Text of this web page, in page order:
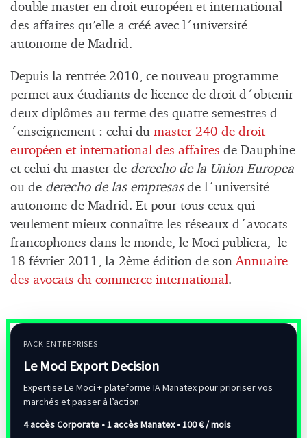
double master en droit européen et international
des affaires qu’elle a créé avec l´université
autonome de Madrid.
Depuis la rentrée 2010, ce nouveau programme
permet aux étudiants de licence de droit d´obtenir
deux diplômes au terme des quatre semestres d
´enseignement : celui du master 240 de droit
européen et international des affaires de Dauphine
et celui du master de derecho de la Union Europea
ou de derecho de las empresasde l´université
autonome de Madrid. Et pour tous ceux qui
veulement mieux connaître les réseaux d´avocats
francophones dans le monde, le Moci publiera, le
18 février 2011, la 2ème édition de son Annuaire
des avocats du commerce international .
PACK ENTREPRISES
Le Moci Export Decision
Expertise Le Moci + plateforme IA Manatex pour prioriser vos
marchés et passer à l’action.
4 accès Corporate • 1 accès Manatex •100 € / mois